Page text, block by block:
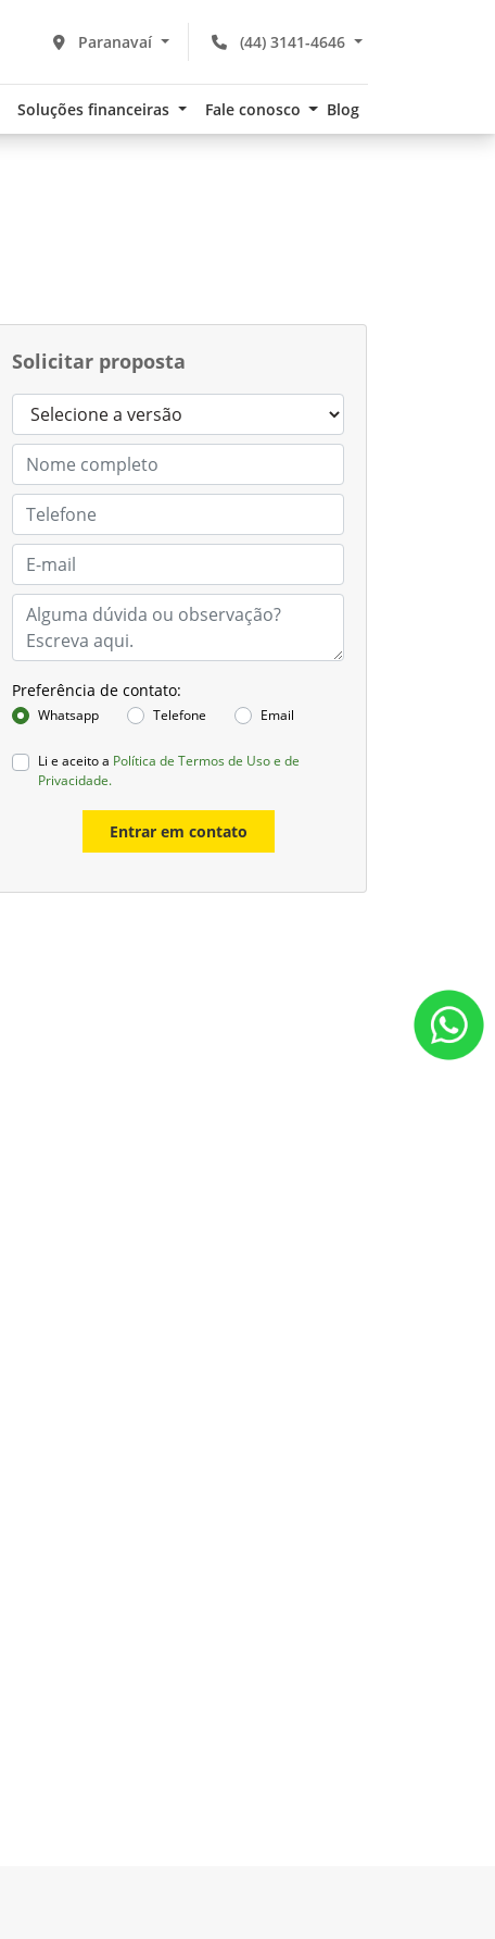
(44) 3141-4646
Paranavaí
Soluções financeiras Fale conosco Blog
Solicitar proposta
Preferência de contato:
Whatsapp Telefone Email
Li e aceito a Política de Termos de Uso e de
Privacidade.
Entrar em contato